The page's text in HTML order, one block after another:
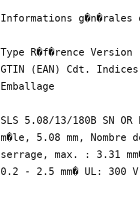
Informations g�n�rales
Type R�f�rence Version
GTIN (EAN) Cdt.
Emballage
SLS 5.08/13/180B SN
m�le, 5.08 mm,
serrage, max. : 3.31
0.2 - 2.5 mm� UL: 300